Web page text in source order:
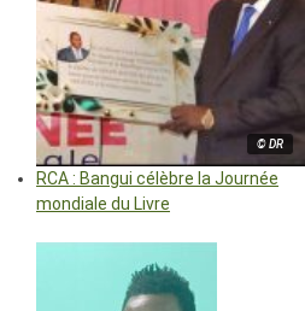
© DR
RCA : Bangui célèbre la Journée
mondiale du Livre